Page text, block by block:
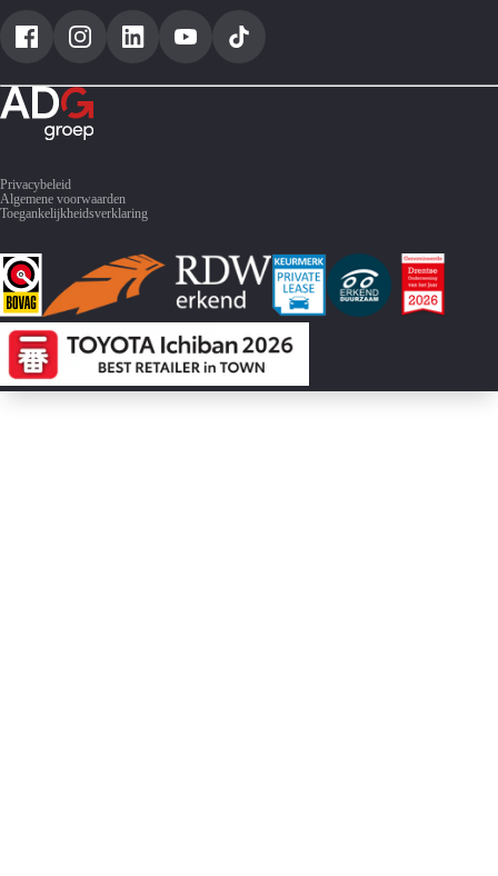
Toyota RAV4
Privacybeleid
Algemene voorwaarden
Toegankelijkheidsverklaring